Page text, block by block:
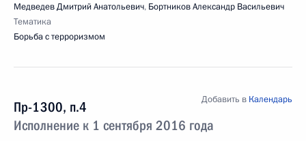
Медведев Дмитрий Анатольевич, Бортников Александр Васильевич
Тематика
Борьба с терроризмом
Пр-1300, п.4
Исполнение к 1 сентября 2016 года
Добавить в Календарь